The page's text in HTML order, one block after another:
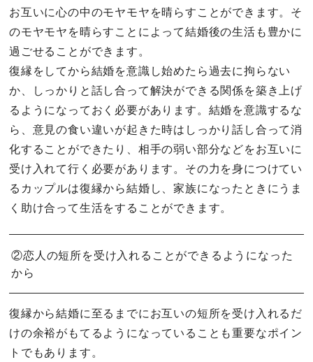
お互いに心の中のモヤモヤを晴らすことができます。そ
のモヤモヤを晴らすことによって結婚後の生活も豊かに
過ごせることができます。
復縁をしてから結婚を意識し始めたら過去に拘らない
か、しっかりと話し合って解決ができる関係を築き上げ
るようになっておく必要があります。結婚を意識するな
ら、意見の食い違いが起きた時はしっかり話し合って消
化することができたり、相手の弱い部分などをお互いに
受け入れて行く必要があります。その力を身につけてい
るカップルは復縁から結婚し、家族になったときにうま
く助け合って生活をすることができます。
②恋人の短所を受け入れることができるようになった
から
復縁から結婚に至るまでにお互いの短所を受け入れるだ
けの余裕がもてるようになっていることも重要なポイン
トでもあります。